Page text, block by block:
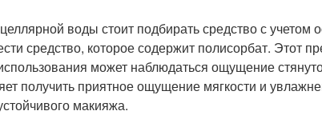
воды стоит подбирать средство с учетом
средство, которое содержит полисорбат. Этот
может наблюдаться ощущение
получить приятное ощущение мягкости и
макияжа.